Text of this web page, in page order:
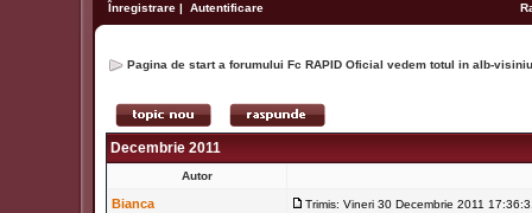
Înregistrare | Autentificare
Pagina de start a forumului Fc RAPID Oficial vedem totul in alb-
Decembrie 2011
Autor
Bianca Trimis: Vineri 30 Decembrie 2011